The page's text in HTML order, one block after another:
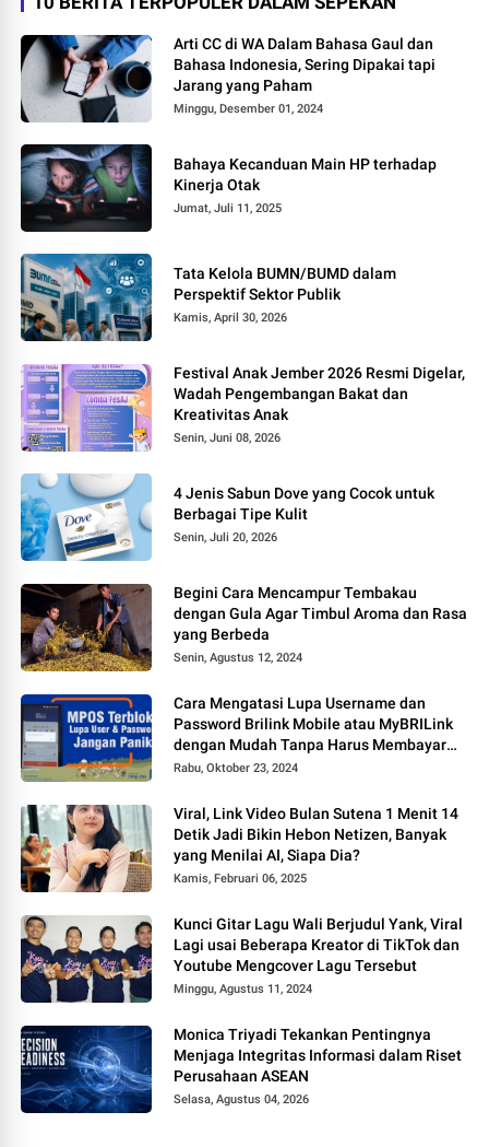
Arti CC di WA Dalam Bahasa Gaul dan
Bahasa Indonesia, Sering Dipakai tapi
Jarang yang Paham
Minggu, Desember 01, 2024
Bahaya Kecanduan Main HP terhadap
Kinerja Otak
Jumat, Juli 11, 2025
Tata Kelola BUMN/BUMD dalam
Perspektif Sektor Publik
Kamis, April 30, 2026
Festival Anak Jember 2026 Resmi Digelar,
Wadah Pengembangan Bakat dan
Kreativitas Anak
Senin, Juni 08, 2026
4 Jenis Sabun Dove yang Cocok untuk
Berbagai Tipe Kulit
Senin, Juli 20, 2026
Begini Cara Mencampur Tembakau
dengan Gula Agar Timbul Aroma dan Rasa
yang Berbeda
Senin, Agustus 12, 2024
Cara Mengatasi Lupa Username dan
Password Brilink Mobile atau MyBRILink
dengan Mudah Tanpa Harus Membayar
Jasa
Rabu, Oktober 23, 2024
Viral, Link Video Bulan Sutena 1 Menit 14
Detik Jadi Bikin Hebon Netizen, Banyak
yang Menilai AI, Siapa Dia?
Kamis, Februari 06, 2025
Kunci Gitar Lagu Wali Berjudul Yank, Viral
Lagi usai Beberapa Kreator di TikTok dan
Youtube Mengcover Lagu Tersebut
Minggu, Agustus 11, 2024
Monica Triyadi Tekankan Pentingnya
Menjaga Integritas Informasi dalam Riset
Perusahaan ASEAN
Selasa, Agustus 04, 2026